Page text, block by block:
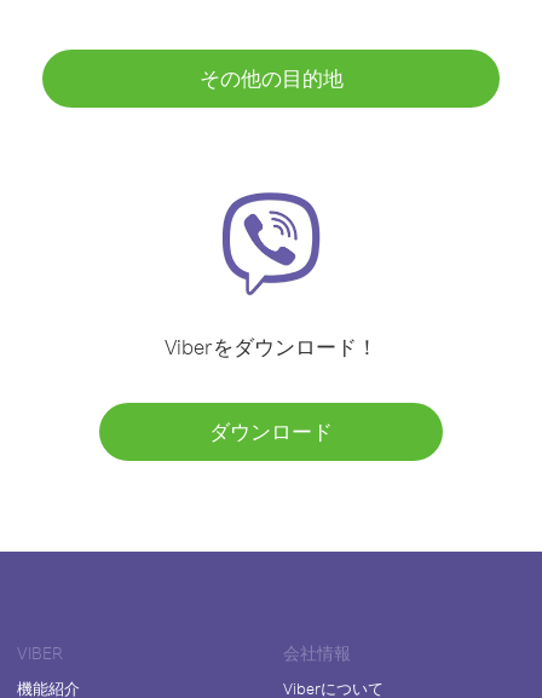
その他の目的地
Viberをダウンロード！
ダウンロード
VIBER
機能紹介
会社情報
Viberについて